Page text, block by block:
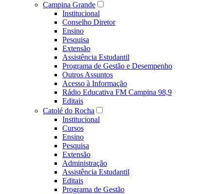
Campina Grande
Institucional
Conselho Diretor
Ensino
Pesquisa
Extensão
Assistência Estudantil
Programa de Gestão e Desempenho
Outros Assuntos
Acesso à Informação
Rádio Educativa FM Campina 98,9
Editais
Catolé do Rocha
Institucional
Cursos
Ensino
Pesquisa
Extensão
Administração
Assistência Estudantil
Editais
Programa de Gestão